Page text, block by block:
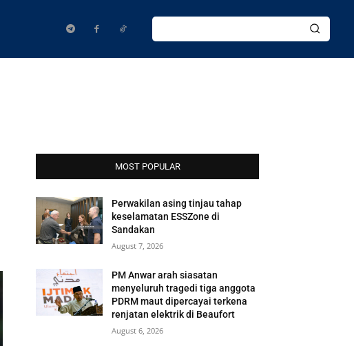
MOST POPULAR
Perwakilan asing tinjau tahap
keselamatan ESSZone di
Sandakan
August 7, 2026
PM Anwar arah siasatan
menyeluruh tragedi tiga anggota
PDRM maut dipercayai terkena
renjatan elektrik di Beaufort
August 6, 2026